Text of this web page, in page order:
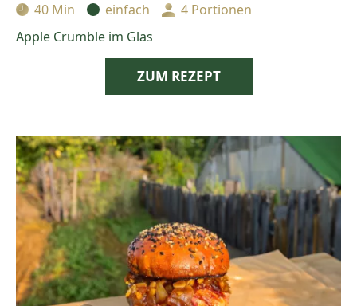
Zubereitungszeit:
40 Min Schwierigkeit:
einfach Portionen:
4 Portionen
Apple Crumble im Glas
ZUM REZEPT